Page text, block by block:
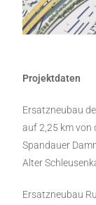
Projektdaten
Ersatzneubau
auf 2,25 km von
Spandauer
Alter
Ersatzneubau